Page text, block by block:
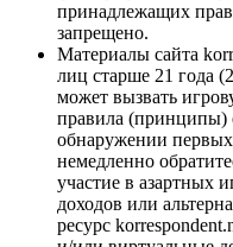
принадлежащих
запрещено.
Материалы сайта
лиц старше 21 года
может вызвать
правила (принципы)
обнаружении
немедленно
участие в азартных
доходов или
ресурс